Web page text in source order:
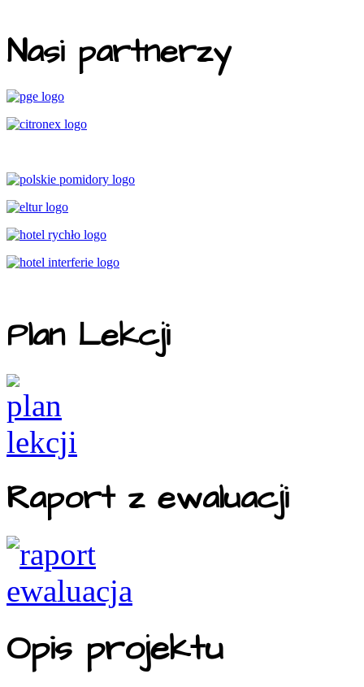
Nasi partnerzy
Plan Lekcji
Raport z ewaluacji
Opis projektu